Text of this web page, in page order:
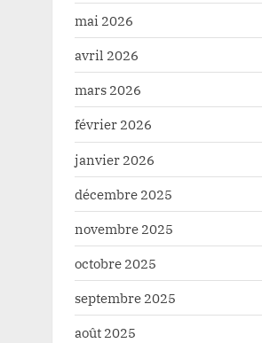
mai 2026
avril 2026
mars 2026
février 2026
janvier 2026
décembre 2025
novembre 2025
octobre 2025
septembre 2025
août 2025